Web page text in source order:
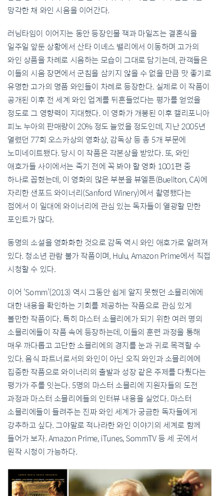
망각한 채 와인 시음을 이어간다.
러닝타임이 이어지는 동안 등장인물 잭과 마일즈는 결혼식을
일주일 앞둔 상황에서 산타 이녜스 밸리에서 이동하며 고가의
와인 상품을 차례로 시음하는 모습이 그대로 담기는데, 관객들은
이들의 시음 장면에서 군침을 삼키지 않을 수 없을 만큼 맛 좋기로
유명한 고가의 명품 와인들이 차례로 등장한다. 실제로 이 작품이
공개된 이후 전 세계 와인 업계를 뒤흔들었다는 평가를 얻었을
정도로 그 영향력이 지대했다. 이 영화가 개봉된 이후 캘리포니아
피노 누아의 판매량이 20% 정도 늘었을 정도인데, 지난 2005년
열렸던 77회 오스카상의 영화상, 감독상 등 총 5개 부문에
노미네이트됐다. 당시 이 작품은 각본상을 받았다. 또, 와인
애호가들 사이에서는 죽기 전에 꼭 봐야 할 영화 1001편 중
하나로 꼽혔는데, 이 영화의 많은 부분을 뷰엘튼(Buellton, CA)에
자리한 샌포드 와이너리(Sanford Winery)에서 촬영됐다는
점에서 이 일대에 와이너리에 관심 있는 독자들이 열광할 만한
포인트가 많다.
동명의 소설을 영화화한 것으로 감독 역시 와인 애호가로 알려져
있다. 청소년 관람 불가 작품이며, Hulu, Amazon Prime에서 직접
시청할 수 있다.
이어 ‘Somm’(2013) 역시 그동안 쉽게 알지 못했던 소믈리에에
대한 내용을 확인하는 기회를 제공하는 작품으로 관심 있게
볼만한 작품이다. 특히 마스터 소믈리에가 되기 위한 여러 명의
소믈리에들이 작품 속에 등장하는데, 이들의 훈련 과정을 통해
매우 까다롭고 고단한 소믈리에의 경지를 눈과 귀로 목격할 수
있다. 음식 파트너로서의 와인이 아닌 오직 와인과 소믈리에에
집중한 작품으로 와이너리의 출발과 성장 같은 주제를 다뤘다는
평가가 주를 잇는다. 5명의 마스터 소믈리에 지원자들의 도전
과정과 마스터 소믈리에들의 인터뷰 내용을 실었다. 마스터
소믈리에들이 들려주는 진짜 와인 세계가 궁금한 독자들에게
강추하고 싶다. 그야말로 적나라한 와인 이야기의 세계로 함께
들어가 보자. Amazon Prime, iTunes, SommTV 등 세 곳에서
원작 시청이 가능하다.